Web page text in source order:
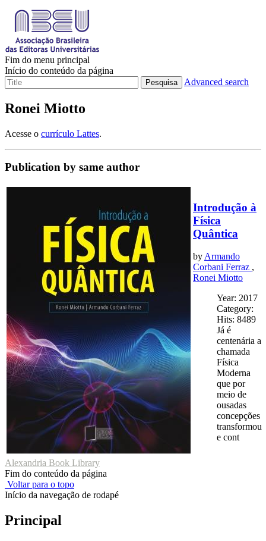
Fim do menu principal
Início do conteúdo da página
Pesquisa Advanced search
Ronei Miotto
Acesse o currículo Lattes.
Publication by same author
Introdução à
Física
Quântica
byArmando
Corbani Ferraz ,
Ronei Miotto
Year: 2017
Category:
Hits: 8489
Já é
centenária a
chamada
Física
Moderna
que por
meio de
ousadas
concepções
transformou
e cont
Alexandria Book Library
Fim do conteúdo da página
Voltar para o topo
Início da navegação de rodapé
Principal